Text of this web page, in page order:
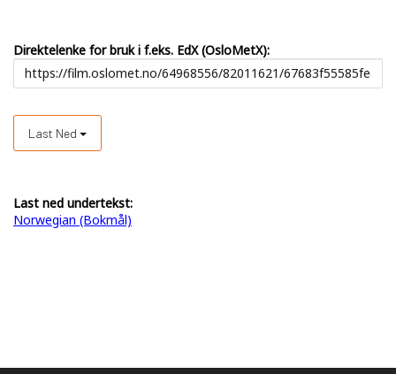
Direktelenke for bruk i f.eks. EdX (OsloMetX):
Last Ned
Last ned undertekst:
Norwegian (Bokmål)